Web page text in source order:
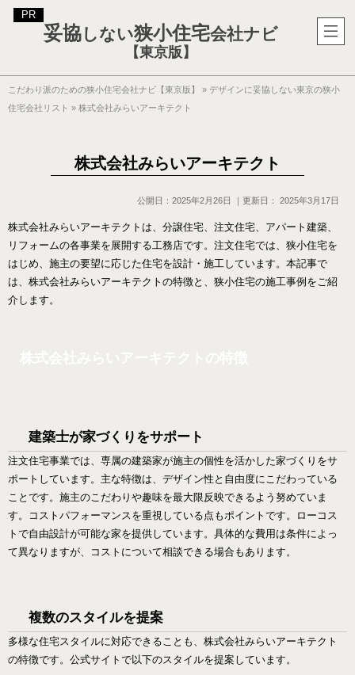
妥協しない狭小住宅会社ナビ
【東京版】
こだわり派のための狭小住宅会社ナビ【東京版】 » デザインに妥協しない東京の狭小
住宅会社リスト » 株式会社みらいアーキテクト
株式会社みらいアーキテクト
公開日： 2025年2月26日 ｜更新日： 2025年3月17日
株式会社みらいアーキテクトは、分譲住宅、注文住宅、アパート建築、
リフォームの各事業を展開する工務店です。注文住宅では、狭小住宅を
はじめ、施主の要望に応じた住宅を設計・施工しています。本記事で
は、株式会社みらいアーキテクトの特徴と、狭小住宅の施工事例をご紹
介します。
建築士が家づくりをサポート
注文住宅事業では、専属の建築家が施主の個性を活かした家づくりをサ
ポートしています。主な特徴は、デザイン性と自由度にこだわっている
ことです。施主のこだわりや趣味を最大限反映できるよう努めていま
す。コストパフォーマンスを重視している点もポイントです。ローコス
トで自由設計が可能な家を提供しています。具体的な費用は条件によっ
て異なりますが、コストについて相談できる場合もあります。
複数のスタイルを提案
多様な住宅スタイルに対応できることも、株式会社みらいアーキテクト
の特徴です。公式サイトで以下のスタイルを提案しています。